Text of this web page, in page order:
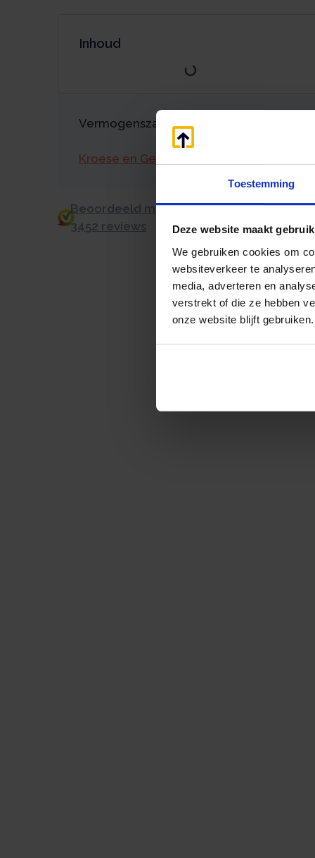
Toestemming
Deze website maakt
We gebruiken cookies om
websiteverkeer te
media, adverteren en
verstrekt of die ze hebben
onze website blijft gebruiken.
Inhoud
Vermogenszaken goed regelen?
Kroese en Geraerts
Beoordeeld met een 9.0 uit 10 op basis
3452 reviews